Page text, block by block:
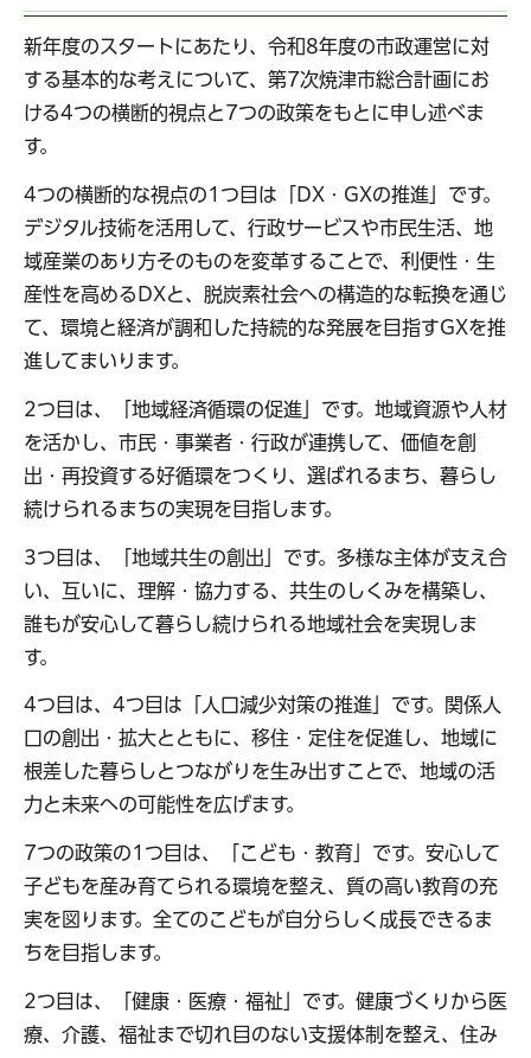
新年度のスタートにあたり、令和8年度の市政運営に対
する基本的な考えについて、第7次焼津市総合計画にお
ける4つの横断的視点と7つの政策をもとに申し述べま
す。
4つの横断的な視点の1つ目は「DX・GXの推進」です。
デジタル技術を活用して、行政サービスや市民生活、地
域産業のあり方そのものを変革することで、利便性・生
産性を高めるDXと、脱炭素社会への構造的な転換を通じ
て、環境と経済が調和した持続的な発展を目指すGXを推
進してまいります。
2つ目は、「地域経済循環の促進」です。地域資源や人材
を活かし、市民・事業者・行政が連携して、価値を創
出・再投資する好循環をつくり、選ばれるまち、暮らし
続けられるまちの実現を目指します。
3つ目は、「地域共生の創出」です。多様な主体が支え合
い、互いに、理解・協力する、共生のしくみを構築し、
誰もが安心して暮らし続けられる地域社会を実現しま
す。
4つ目は、4つ目は「人口減少対策の推進」です。関係人
口の創出・拡大とともに、移住・定住を促進し、地域に
根差した暮らしとつながりを生み出すことで、地域の活
力と未来への可能性を広げます。
7つの政策の1つ目は、「こども・教育」です。安心して
子どもを産み育てられる環境を整え、質の高い教育の充
実を図ります。全てのこどもが自分らしく成長できるま
ちを目指します。
2つ目は、「健康・医療・福祉」です。健康づくりから医
療、介護、福祉まで切れ目のない支援体制を整え、住み